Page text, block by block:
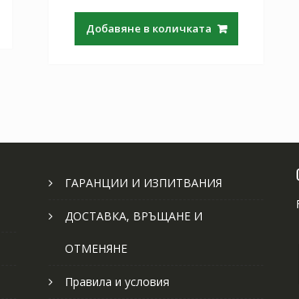
97.97 лв..57.64 лв..
Добавяне в количката
ГАРАНЦИИ И ИЗПИТВАНИЯ
ДОСТАВКА, ВРЪЩАНЕ И
ОТМЕНЯНЕ
Правила и условия